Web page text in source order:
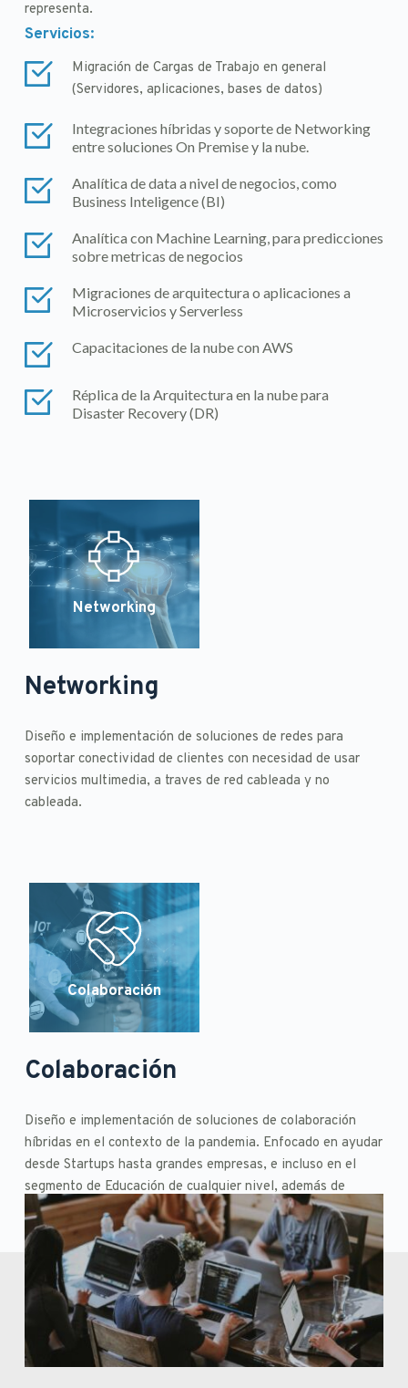
representa.
Servicios:
Migración de Cargas de Trabajo en general
(Servidores, aplicaciones, bases de datos)
Integraciones híbridas y soporte de Networking
entre soluciones On Premise y la nube.
Analítica de data a nivel de negocios, como
Business Inteligence (BI)
Analítica con Machine Learning, para predicciones
sobre metricas de negocios
Migraciones de arquitectura o aplicaciones a
Microservicios y Serverless
Capacitaciones de la nube con AWS
Réplica de la Arquitectura en la nube para
Disaster Recovery (DR)
Networking
Networking
Diseño e implementación de soluciones de redes para
soportar conectividad de clientes con necesidad de usar
servicios multimedia, a traves de red cableada y no
cableada.
Colaboración
Colaboración
Diseño e implementación de soluciones de colaboración
híbridas en el contexto de la pandemia. Enfocado en ayudar
desde Startups hasta grandes empresas, e incluso en el
segmento de Educación de cualquier nivel, además de
instituciones públicas y privadas.